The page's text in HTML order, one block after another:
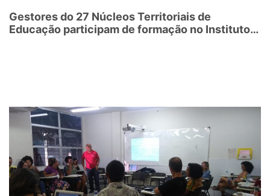
Gestores do 27 Núcleos Territoriais de
Educação participam de formação no Instituto